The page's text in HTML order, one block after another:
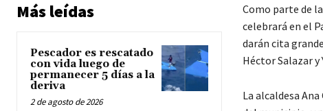
Más leídas
Pescador es rescatado
con vida luego de
permanecer 5 días a la
deriva
2 de agosto de 2026
Como parte de la
celebrará en el
darán cita
Héctor Salazar y
La alcaldesa